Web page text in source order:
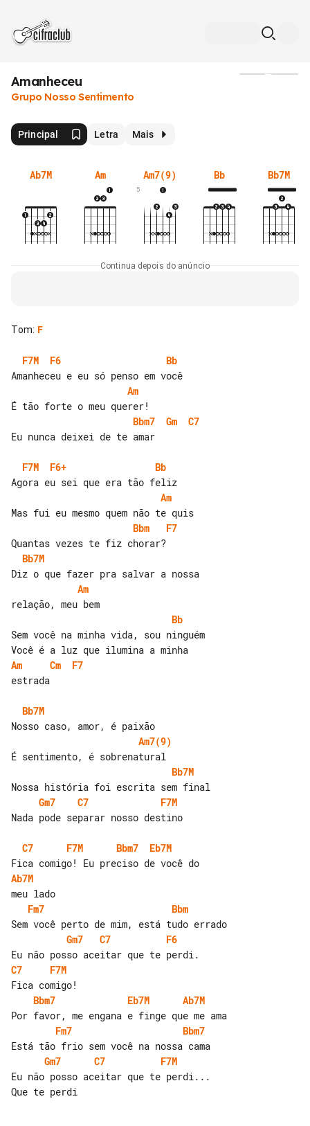
Amanheceu
Grupo Nosso Sentimento
Principal Letra Mais
Ab7M Am Am7(9)
5
Bb Bb7M
Continua depois do anúncio
Tom: F
F7M F6
Bb
Am
Bbm7
Gm
C7
Eu nunca deixei de te amar
F7M F6+
Bb
Am
Bbm
F7
Bb7M
Am
Bb
Sem você na minha vida, sou ninguém
Am
Cm
F7
estrada
Bb7M
Am7(9)
Bb7M
Gm7
C7
F7M
Nada pode separar nosso destino
C7 F7M Bbm7
Eb7M
Ab7M
Fm7
Bbm
Gm7
C7
F6
C7
F7M
Bbm7
Eb7M
Ab7M
Fm7
Bbm7
Gm7
C7
F7M
Eu não posso aceitar que te perdi...